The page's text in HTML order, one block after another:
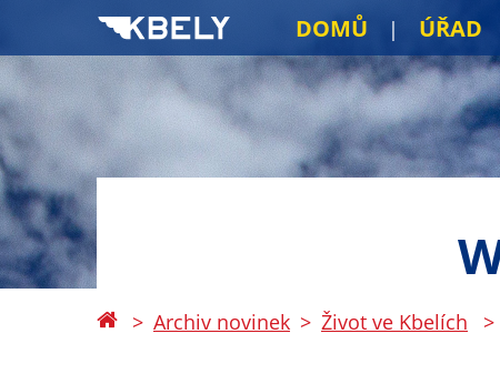
DOMŮ ÚŘAD
Archiv novinek Život ve Kbelích